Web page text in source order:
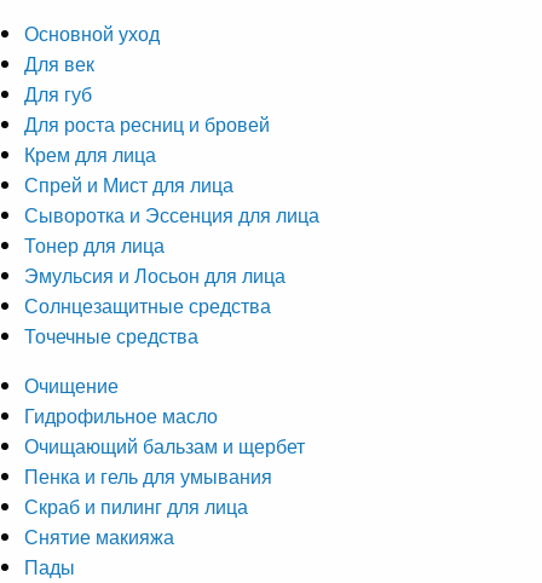
Основной уход
Для век
Для губ
Для роста ресниц и бровей
Крем для лица
Спрей и Мист для лица
Сыворотка и Эссенция для лица
Тонер для лица
Эмульсия и Лосьон для лица
Солнцезащитные средства
Точечные средства
Очищение
Гидрофильное масло
Очищающий бальзам и щербет
Пенка и гель для умывания
Скраб и пилинг для лица
Снятие макияжа
Пады